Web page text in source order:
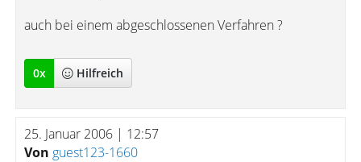
auch bei einem abgeschlossenen Verfahren ?
0x Hilfreich
25. Januar 2006 | 12:57
Von guest123-1660